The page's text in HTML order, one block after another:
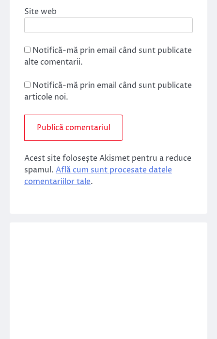
Site web
Notifică-mă prin email când sunt publicate
alte comentarii.
Notifică-mă prin email când sunt publicate
articole noi.
Acest site folosește Akismet pentru a reduce
spamul. Află cum sunt procesate datele
comentariilor tale.